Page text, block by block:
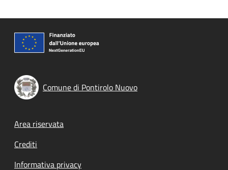
Comune di Pontirolo Nuovo
Footer menu
Area riservata
Crediti
Informativa privacy